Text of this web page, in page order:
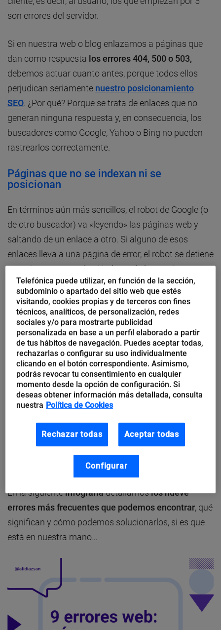
son errores del servidor.
Si en nuestra web o blog enlazamos a páginas que
dan como respuesta los errores 404, 500 o 503,
debemos actuar cuanto antes, porque todos ellos
perjudican seriamente nuestro posicionamiento
SEO. ¿Por qué? Porque se trata de enlaces que no
generan ninguna respuesta y, en consecuencia, los
buscadores como Google, Yahoo o Bing no pueden
rastrearlos correctamente.
Páginas que no se indexan ni se
posicionan
En términos aún más sencillos, el robot de Google (o
de otro buscador) va «leyendo» las páginas web y
saltando de un enlace a otro. Si alguno de esos
enlaces lleva a una página de error, el robot se detiene
y no sigue rastreando ni indexando las páginas y, por
tanto, no las posiciona. Lo mejor que podemos hacer
ante esos tres errores eseliminar esos enlaces de
todas nuestras entradas, o también redireccionarlos
a la URL adecuada.
¿Cómo localizar este tipo de errores web
en nuestras páginas?
Lo más efectivo es utilizarGoogleSearch Console
Esta herramienta permite detectar todos los errores y
problemas que hay en las páginas y corregirlos.
Además, ofrece informes en los que se mide el
rendimiento y el tráfico de búsqueda de nuestro sitio
En la siguienteinfografíadetallamoslos nueve
errores más frecuentes que podemos encontrar, qué
significan y cómo podemos solucionarlos, si es que
está en nuestra mano…
Telefónica puede utilizar, en función de la sección,
subdominio o apartado del sitio web que estés
visitando, cookies propias y de terceros con fines
técnicos, analíticos, de personalización, redes
sociales y/o para mostrarte publicidad
personalizada en base a un perfil elaborado a partir
de tus hábitos de navegación. Puedes aceptar todas,
rechazarlas o configurar su uso individualmente
clicando en el botón correspondiente. Asimismo,
podrás revocar tu consentimiento en cualquier
momento desde la opción de configuración. Si
deseas obtener información más detallada, consulta
nuestra Política de Cookies
Rechazar todas Aceptar todas
Configurar